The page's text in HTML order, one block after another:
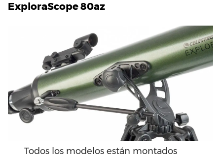
ExploraScope 80az
Todos los modelos están montados